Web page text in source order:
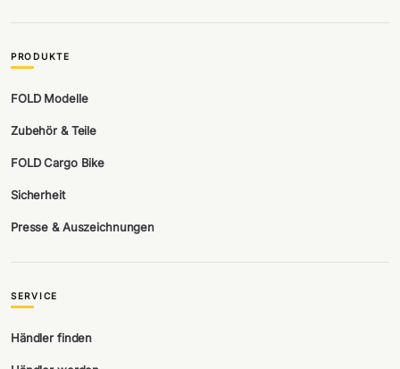
PRODUKTE
FOLD Modelle
Zubehör & Teile
FOLD Cargo Bike
Sicherheit
Presse & Auszeichnungen
SERVICE
Händler finden